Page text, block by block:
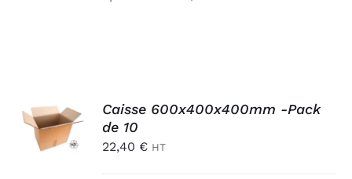
AU
PANIER
/
Caisse 600x400x400mm -Pack
de 10
22,40 € HT